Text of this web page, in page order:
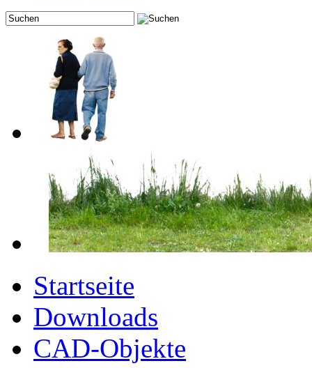
Startseite
Downloads
CAD-Objekte